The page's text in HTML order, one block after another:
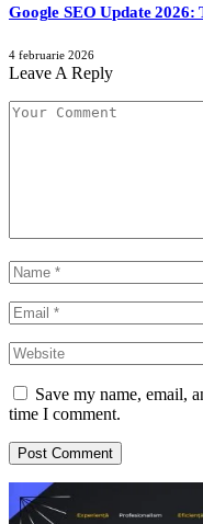
Google SEO Update 2026:
4 februarie 2026
Leave A Reply
Save my name, email,
time I comment.